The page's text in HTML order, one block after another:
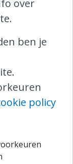
van de
NMBS
528.28.28
over
ben je
policy